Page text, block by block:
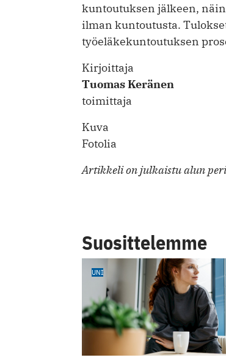
kuntoutuksen jälkeen,
ilman kuntoutusta.
työeläkekuntoutuksen
Kirjoittaja
Tuomas Keränen
toimittaja
Kuva
Fotolia
Artikkeli on julkaistu alun
Suosittelemme
UNI